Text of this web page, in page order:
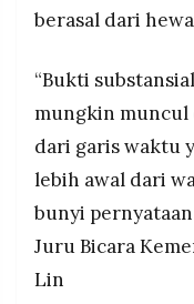
berasal dari
“Bukti
mungkin muncul
dari garis waktu
lebih awal dari
bunyi
Juru Bicara
Lin